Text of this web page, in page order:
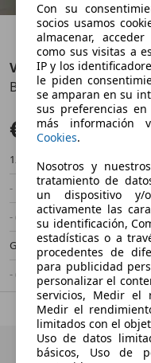
Anterior
Volvo XC40
B3 Core Aut.
€ 34.900 Sin
12.200 km
- kW (- CV)
- (Propietarios)
Gasolina
- (g/km)
Con su
socios usamos
almacenar,
como sus visitas a
IP y los
le piden
se amparan en su
sus preferencias
más información
Cookies.
Nosotros y
tratamiento de
un dispositivo
activamente las
su identificación,
estadísticas o a
procedentes de
para publicidad
personalizar el
servicios, Medir el
Medir el
limitados con el
Uso de datos
básicos, Uso de